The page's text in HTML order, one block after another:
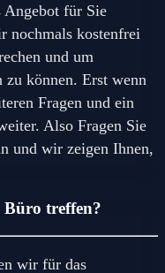
Angebot für Sie
nochmals kostenfrei
und um
können. Erst wenn
Fragen und ein
Also Fragen Sie
und wir zeigen Ihnen,
treffen?
wir für das